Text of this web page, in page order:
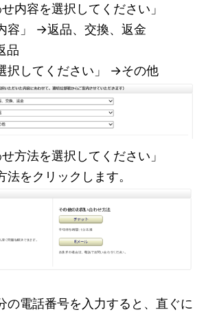
内容を選択してください」
容」 →返品、交換、返金
品
択してください」 →その他
方法を選択してください」
法をクリックします。
の電話番号を入力すると、直ぐに